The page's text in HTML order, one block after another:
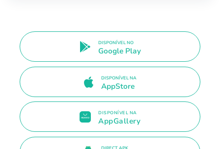
DISPONÍVEL NO
Google Play
DISPONÍVEL NA
AppStore
DISPONÍVEL NA
AppGallery